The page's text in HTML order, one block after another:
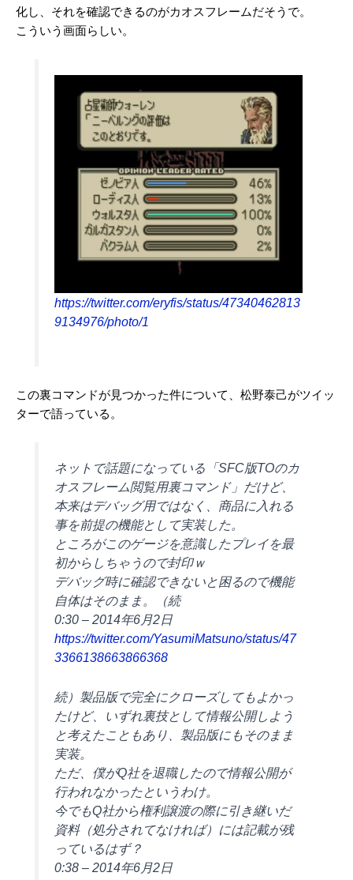
化し、それを確認できるのがカオスフレームだそうで。
こういう画面らしい。
https://twitter.com/eryfis/status/47340462813
9134976/photo/1
この裏コマンドが見つかった件について、松野泰己がツイッ
ターで語っている。
ネットで話題になっている「SFC版TOのカ
オスフレーム閲覧用裏コマンド」だけど、
本来はデバッグ用ではなく、商品に入れる
事を前提の機能として実装した。
ところがこのゲージを意識したプレイを最
初からしちゃうので封印ｗ
デバッグ時に確認できないと困るので機能
自体はそのまま。（続
0:30 – 2014年6月2日
https://twitter.com/YasumiMatsuno/status/47
3366138663866368
続）製品版で完全にクローズしてもよかっ
たけど、いずれ裏技として情報公開しよう
と考えたこともあり、製品版にもそのまま
実装。
ただ、僕がQ社を退職したので情報公開が
行われなかったというわけ。
今でもQ社から権利譲渡の際に引き継いだ
資料（処分されてなければ）には記載が残
っているはず？
0:38 – 2014年6月2日